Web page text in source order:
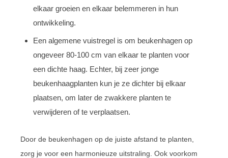
elkaar groeien en elkaar belemmeren in hun
ontwikkeling.
Een algemene vuistregel is om beukenhagen op
ongeveer 80-100 cm van elkaar te planten voor
een dichte haag. Echter, bij zeer jonge
beukenhaagplanten kun je ze dichter bij elkaar
plaatsen, om later de zwakkere planten te
verwijderen of te verplaatsen.
Door de beukenhagen op de juiste afstand te planten,
zorg je voor een harmonieuze uitstraling. Ook voorkom